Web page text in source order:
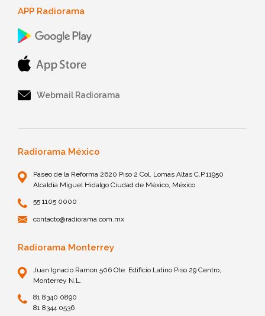
APP Radiorama
Webmail Radiorama
Radiorama México
Paseo de la Reforma 2620 Piso 2 Col. Lomas Altas C.P.11950
Alcaldía Miguel Hidalgo Ciudad de México, México
55 1105 0000
contacto@radiorama.com.mx
Radiorama Monterrey
Juan Ignacio Ramon 506 Ote. Edificio Latino Piso 29 Centro,
Monterrey N.L.
81 8340 0890
81 8344 0536